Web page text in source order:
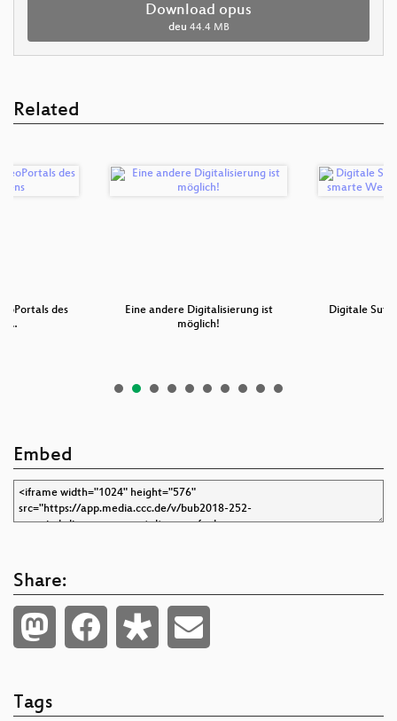
Download opus
deu 44.4 MB
Related
des
Eine andere Digitalisierung ist
möglich!
Digitale
Embed
Share:
Tags